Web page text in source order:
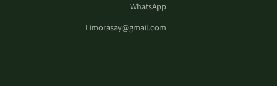
WhatsApp
Limorasay@gmail.com